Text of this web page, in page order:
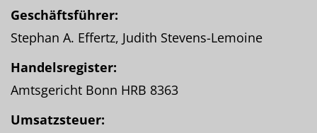
Geschäftsführer:
Stephan A. Effertz, Judith Stevens-Lemoine
Handelsregister:
Amtsgericht Bonn HRB 8363
Umsatzsteuer: